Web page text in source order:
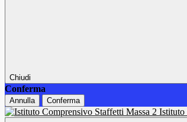
Chiudi
Conferma
Annulla Conferma
Istituto